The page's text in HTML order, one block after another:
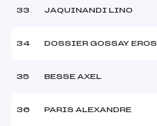
33 JAQUINANDI LINO
34 DOSSIER GOSSAY EROS
35 BESSE AXEL
36 PARIS ALEXANDRE